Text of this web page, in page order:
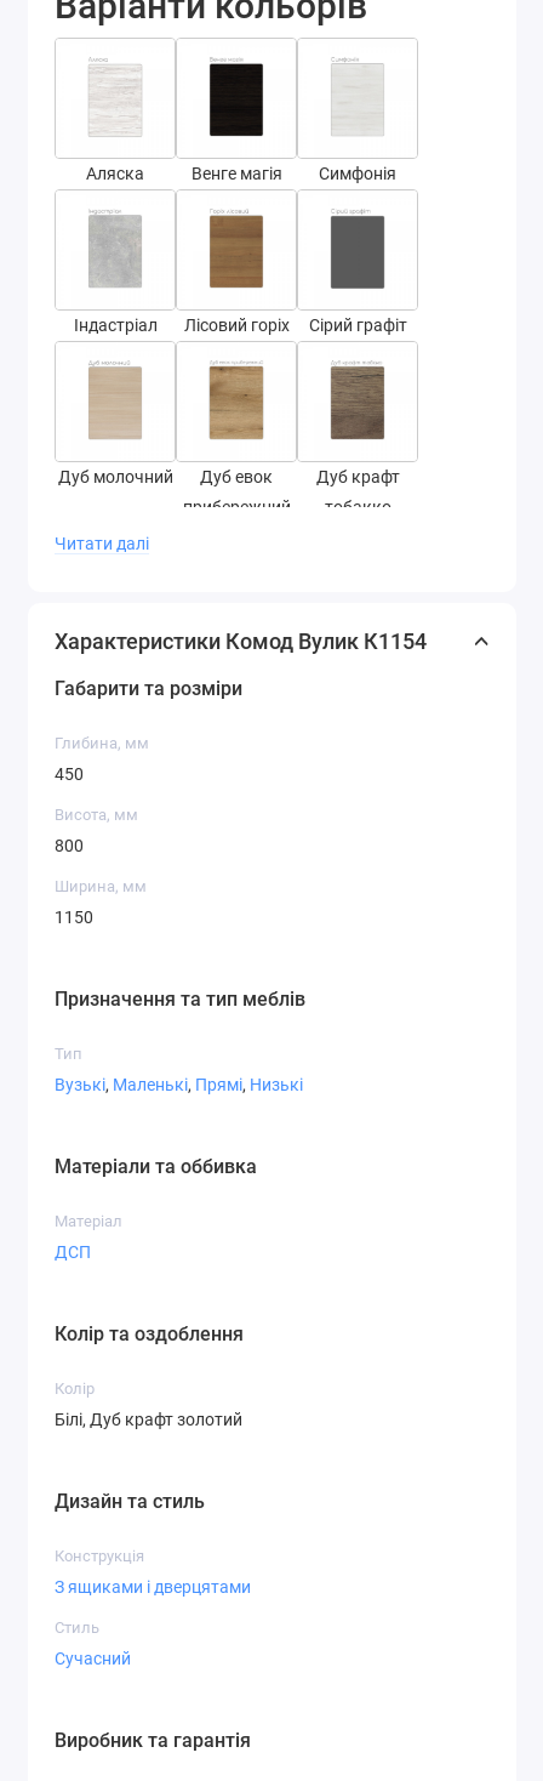
Аляска Венге магія Симфонія
Індастріал Лісовий горіх Сірий графіт
Дуб молочний
Дуб евок
прибережний
Дуб крафт
тобакко
Дуб барокко
рістретто
Дуб барокко
золотий
Дуб сонома
Доповнення
Телескопічні
Читати далі
Характеристики Комод Вулик К1154
Габарити та розміри
Глибина, мм
450
Висота, мм
800
Ширина, мм
1150
Призначення та тип меблів
Тип
Вузькі, Маленькі, Прямі, Низькі
Матеріали та оббивка
Матеріал
ДСП
Колір та оздоблення
Колір
Білі, Дуб крафт золотий
Дизайн та стиль
Конструкція
З ящиками і дверцятами
Стиль
Сучасний
Виробник та гарантія